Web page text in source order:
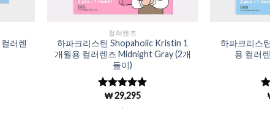
러렌
컬러렌즈
하파크리스틴 Shopaholic Kristin 1
개월용 컬러렌즈 Midnight Gray (2개
들이)
5 중에서
로 평
₩29,295
하파크리스
용 컬러